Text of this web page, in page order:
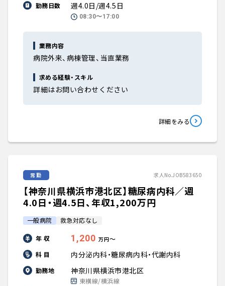
勤務日数
週4.0日/週4.5日
08:30〜17:00
業務内容
病院外来、病棟管理、当直業務
求める経験・スキル
詳細はお問い合わせください
詳細をみる
常勤 求人No.JOB583650
【神奈川県横浜市港北区】糖尿病内科／週
4.0日・週4.5日、年収1,200万円
一般病院 救急対応なし
年 収 1,200 万円〜
科 目
内分泌内科・糖尿病内科・代謝内科
勤務地 神奈川県横浜市港北区
東横線/横浜線